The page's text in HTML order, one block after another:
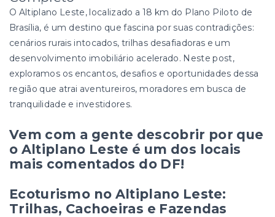
O Altiplano Leste, localizado a 18 km do Plano Piloto de
Brasília, é um destino que fascina por suas contradições:
cenários rurais intocados, trilhas desafiadoras e um
desenvolvimento imobiliário acelerado. Neste post,
exploramos os encantos, desafios e oportunidades dessa
região que atrai aventureiros, moradores em busca de
tranquilidade e investidores.
Vem com a gente descobrir por que
o Altiplano Leste é um dos locais
mais comentados do DF!
Ecoturismo no Altiplano Leste:
Trilhas, Cachoeiras e Fazendas